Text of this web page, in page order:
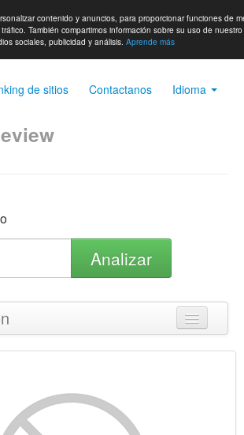
contenido y anuncios, para proporcionar funciones de
También compartimos información sobre su uso de
sociales, publicidad y análisis. Aprende más
de sitios Contactanos Idioma
Analizar